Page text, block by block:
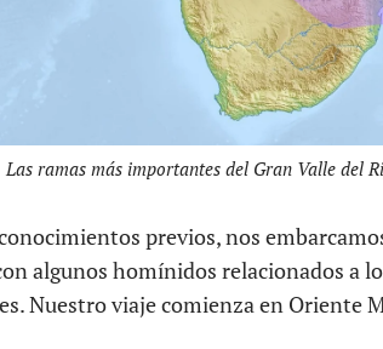
Las ramas más importantes del Gran Valle del
previos, nos
algunos homínidos relacionados a
Nuestro viaje comienza en Oriente